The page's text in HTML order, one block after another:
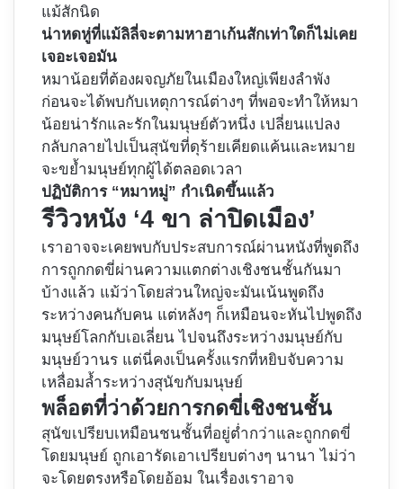
แม้สักนิด
น่าหดหู่ที่แม้ลิลี่จะตามหาฮาเก้นสักเท่าใดก็ไม่เคย
เจอะเจอมัน
หมาน้อยที่ต้องผจญภัยในเมืองใหญ่เพียงลำพัง
ก่อนจะได้พบกับเหตุการณ์ต่างๆ ที่พอจะทำให้หมา
น้อยน่ารักและรักในมนุษย์ตัวหนึ่ง เปลี่ยนแปลง
กลับกลายไปเป็นสุนัขที่ดุร้ายเคียดแค้นและหมาย
จะขย้ำมนุษย์ทุกผู้ได้ตลอดเวลา
ปฏิบัติการ “หมาหมู่” กำเนิดขึ้นแล้ว
รีวิวหนัง ‘4 ขา ล่าปิดเมือง’
เราอาจจะเคยพบกับประสบการณ์ผ่านหนังที่พูดถึง
การถูกกดขี่ผ่านความแตกต่างเชิงชนชั้นกันมา
บ้างแล้ว แม้ว่าโดยส่วนใหญ่จะมันเน้นพูดถึง
ระหว่างคนกับคน แต่หลังๆ ก็เหมือนจะหันไปพูดถึง
มนุษย์โลกกับเอเลี่ยน ไปจนถึงระหว่างมนุษย์กับ
มนุษย์วานร แต่นี่คงเป็นครั้งแรกที่หยิบจับความ
เหลื่อมล้ำระหว่างสุนัขกับมนุษย์
พล็อตที่ว่าด้วยการกดขี่เชิงชนชั้น
สุนัขเปรียบเหมือนชนชั้นที่อยู่ต่ำกว่าและถูกกดขี่
โดยมนุษย์ ถูกเอารัดเอาเปรียบต่างๆ นานา ไม่ว่า
จะโดยตรงหรือโดยอ้อม ในเรื่องเราอาจ